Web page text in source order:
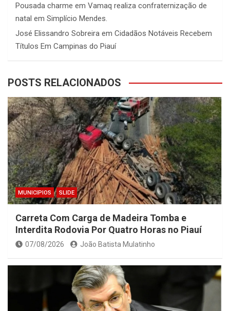
Pousada charme em Vamaq realiza confraternização de
natal em Simplício Mendes.
José Elissandro Sobreira em Cidadãos Notáveis Recebem
Títulos Em Campinas do Piauí
POSTS RELACIONADOS
MUNICIPIOS SLIDE
Carreta Com Carga de Madeira Tomba e
Interdita Rodovia Por Quatro Horas no Piauí
07/08/2026 João Batista Mulatinho